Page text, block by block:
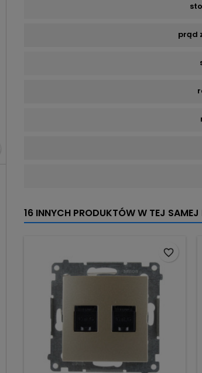
prąd
16 INNYCH PRODUKTÓW W TEJ SAMEJ
favorite_border